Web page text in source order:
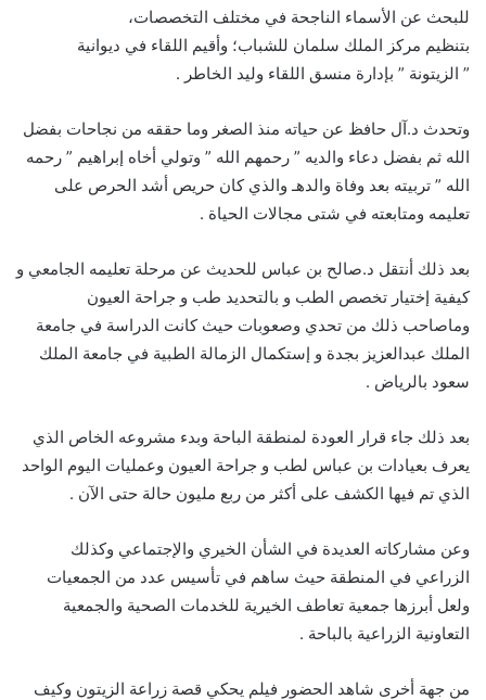
للبحث عن الأسماء الناجحة في مختلف التخصصات،
بتنظيم مركز الملك سلمان للشباب؛ وأقيم اللقاء في ديوانية
” الزيتونة ” بإدارة منسق اللقاء وليد الخاطر .
وتحدث د.آل حافظ عن حياته منذ الصغر وما حققه من نجاحات بفضل
الله ثم بفضل دعاء والديه ” رحمهم الله ” وتولي أخاه إبراهيم ” رحمه
الله ” تربيته بعد وفاة والدهـ والذي كان حريص أشد الحرص على
تعليمه ومتابعته في شتى مجالات الحياة .
بعد ذلك أنتقل د.صالح بن عباس للحديث عن مرحلة تعليمه الجامعي و
كيفية إختيار تخصص الطب و بالتحديد طب و جراحة العيون
وماصاحب ذلك من تحدي وصعوبات حيث كانت الدراسة في جامعة
الملك عبدالعزيز بجدة و إستكمال الزمالة الطبية في جامعة الملك
سعود بالرياض .
بعد ذلك جاء قرار العودة لمنطقة الباحة وبدء مشروعه الخاص الذي
يعرف بعيادات بن عباس لطب و جراحة العيون وعمليات اليوم الواحد
الذي تم فيها الكشف على أكثر من ربع مليون حالة حتى الآن .
وعن مشاركاته العديدة في الشأن الخيري والإجتماعي وكذلك
الزراعي في المنطقة حيث ساهم في تأسيس عدد من الجمعيات
ولعل أبرزها جمعية تعاطف الخيرية للخدمات الصحية والجمعية
التعاونية الزراعية بالباحة .
من جهة أخرى شاهد الحضور فيلم يحكي قصة زراعة الزيتون وكيف